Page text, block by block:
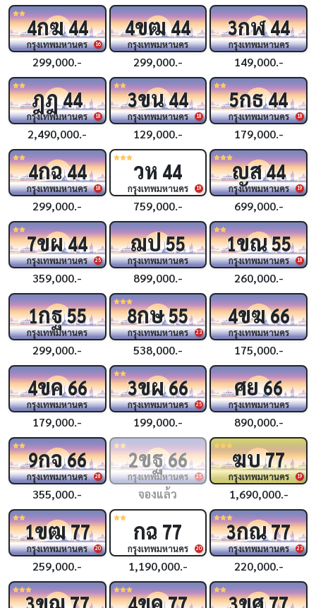
16
4กฆ44
กรุงเทพมหานคร
299,000.-
4ขฒ44
กรุงเทพมหานคร
299,000.-
3กฬ44
กรุงเทพมหานคร
149,000.-
18
ฎฎ44
กรุงเทพมหานคร
2,490,000.-
18
3ขน44
กรุงเทพมหานคร
129,000.-
18
5กธ44
กรุงเทพมหานคร
179,000.-
18
4กฉ44
กรุงเทพมหานคร
299,000.-
19
วห 44
กรุงเทพมหานคร
759,000.-
19
ญส44
กรุงเทพมหานคร
699,000.-
25
7ขผ44
กรุงเทพมหานคร
359,000.-
ฌป55
กรุงเทพมหานคร
899,000.-
18
1ขณ55
กรุงเทพมหานคร
260,000.-
1กฐ55
กรุงเทพมหานคร
299,000.-
23
8กษ55
กรุงเทพมหานคร
538,000.-
4ขฆ66
กรุงเทพมหานคร
175,000.-
4ขค66
กรุงเทพมหานคร
179,000.-
25
3ขผ66
กรุงเทพมหานคร
199,000.-
ศย66
กรุงเทพมหานคร
890,000.-
28
9กจ66
กรุงเทพมหานคร
355,000.-
25
2ขฐ66
กรุงเทพมหานคร
จองแล้ว
19
ฆบ77
กรุงเทพมหานคร
1,690,000.-
20
1ขฒ77
กรุงเทพมหานคร
259,000.-
20
กฉ 77
กรุงเทพมหานคร
1,190,000.-
23
3กณ77
กรุงเทพมหานคร
220,000.-
ขฌ ขค ขศ